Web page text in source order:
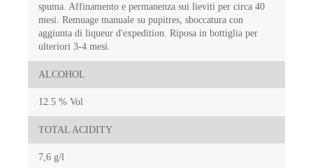
spuma. Affinamento e permanenza sui lieviti per circa 40
mesi. Remuage manuale su pupitres, sboccatura con
aggiunta di liqueur d'expedition. Riposa in bottiglia per
ulteriori 3-4 mesi.
ALCOHOL
12.5 % Vol
TOTAL ACIDITY
7,6 g/l